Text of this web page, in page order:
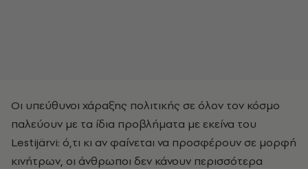
Οι υπεύθυνοι χάραξης πολιτικής σε όλον τον κόσμο
παλεύουν με τα ίδια προβλήματα με εκείνα του
Lestijärvi: ό,τι κι αν φαίνεται να προσφέρουν σε μορφή
κινήτρων, οι άνθρωποι δεν κάνουν περισσότερα